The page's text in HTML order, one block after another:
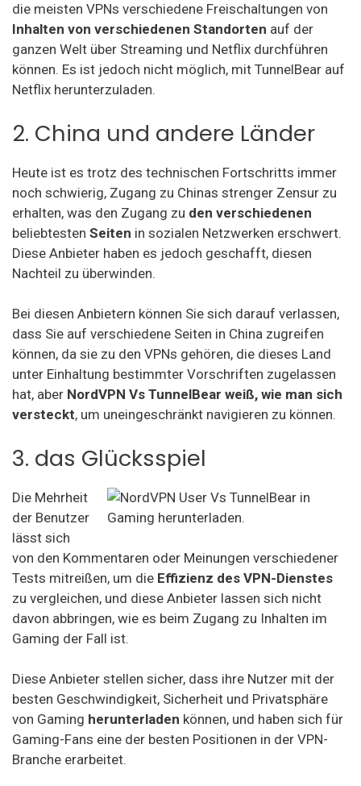
die meisten VPNs verschiedene Freischaltungen von
Inhalten von verschiedenen Standorten auf der
ganzen Welt über Streaming und Netflix durchführen
können. Es ist jedoch nicht möglich, mit TunnelBear auf
Netflix herunterzuladen.
2. China und andere Länder
Heute ist es trotz des technischen Fortschritts immer
noch schwierig, Zugang zu Chinas strenger Zensur zu
erhalten, was den Zugang zu den verschiedenen
beliebtesten Seiten in sozialen Netzwerken erschwert.
Diese Anbieter haben es jedoch geschafft, diesen
Nachteil zu überwinden.
Bei diesen Anbietern können Sie sich darauf verlassen,
dass Sie auf verschiedene Seiten in China zugreifen
können, da sie zu den VPNs gehören, die dieses Land
unter Einhaltung bestimmter Vorschriften zugelassen
hat, aber NordVPN Vs TunnelBear weiß, wie man sich
versteckt, um uneingeschränkt navigieren zu können.
3. das Glücksspiel
Die Mehrheit
der Benutzer
lässt sich
von den Kommentaren oder Meinungen verschiedener
Tests mitreißen, um die Effizienz des VPN-Dienstes
zu vergleichen, und diese Anbieter lassen sich nicht
davon abbringen, wie es beim Zugang zu Inhalten im
Gaming der Fall ist.
Diese Anbieter stellen sicher, dass ihre Nutzer mit der
besten Geschwindigkeit, Sicherheit und Privatsphäre
von Gaming herunterladen können, und haben sich für
Gaming-Fans eine der besten Positionen in der VPN-
Branche erarbeitet.